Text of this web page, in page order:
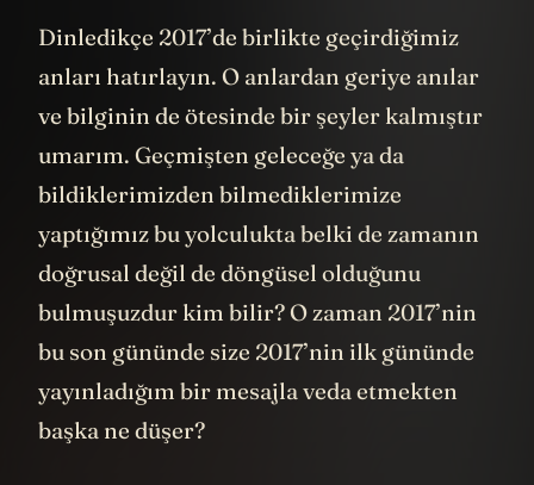
Dinledikçe 2017’de birlikte geçirdiğimiz
anları hatırlayın. O anlardan geriye anılar
ve bilginin de ötesinde bir şeyler kalmıştır
umarım. Geçmişten geleceğe ya da
bildiklerimizden bilmediklerimize
yaptığımız bu yolculukta belki de zamanın
doğrusal değil de döngüsel olduğunu
bulmuşuzdur kim bilir? O zaman 2017’nin
bu son gününde size 2017’nin ilk gününde
yayınladığım bir mesajla veda etmekten
başka ne düşer?